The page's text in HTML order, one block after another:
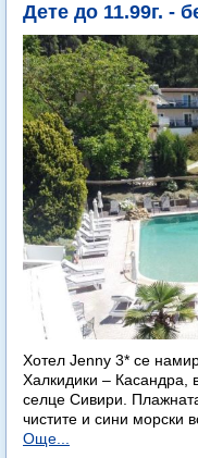
Дете до 11.99г. -
Хотел Jenny 3* се
Халкидики – Касандра,
селце Сивири.
чистите и сини морски
Още...